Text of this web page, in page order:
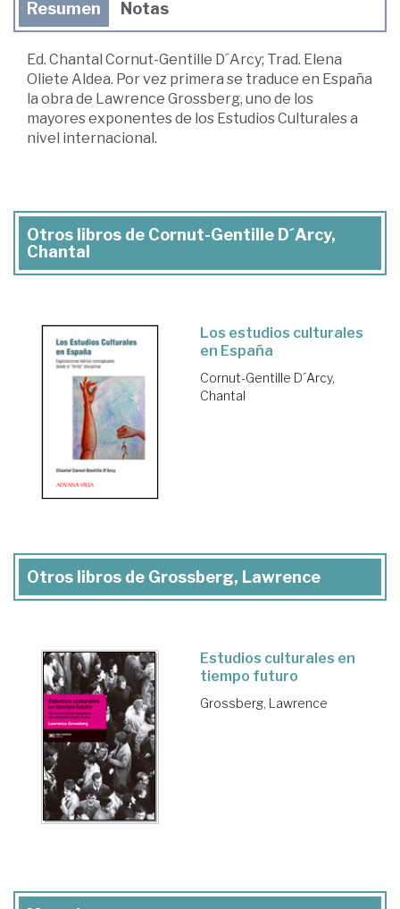
Resumen Notas
Ed. Chantal Cornut-Gentille D´Arcy; Trad. Elena
Oliete Aldea. Por vez primera se traduce en España
la obra de Lawrence Grossberg, uno de los
mayores exponentes de los Estudios Culturales a
nivel internacional.
Otros libros de Cornut-Gentille D´Arcy,
Chantal
Los estudios culturales
en España
Cornut-Gentille D´Arcy,
Chantal
Otros libros de Grossberg, Lawrence
Estudios culturales en
tiempo futuro
Grossberg, Lawrence